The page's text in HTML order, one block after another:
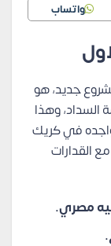
واتساب
جديد، هو
السداد، وهذا
في كريك
القدارات
مصري.